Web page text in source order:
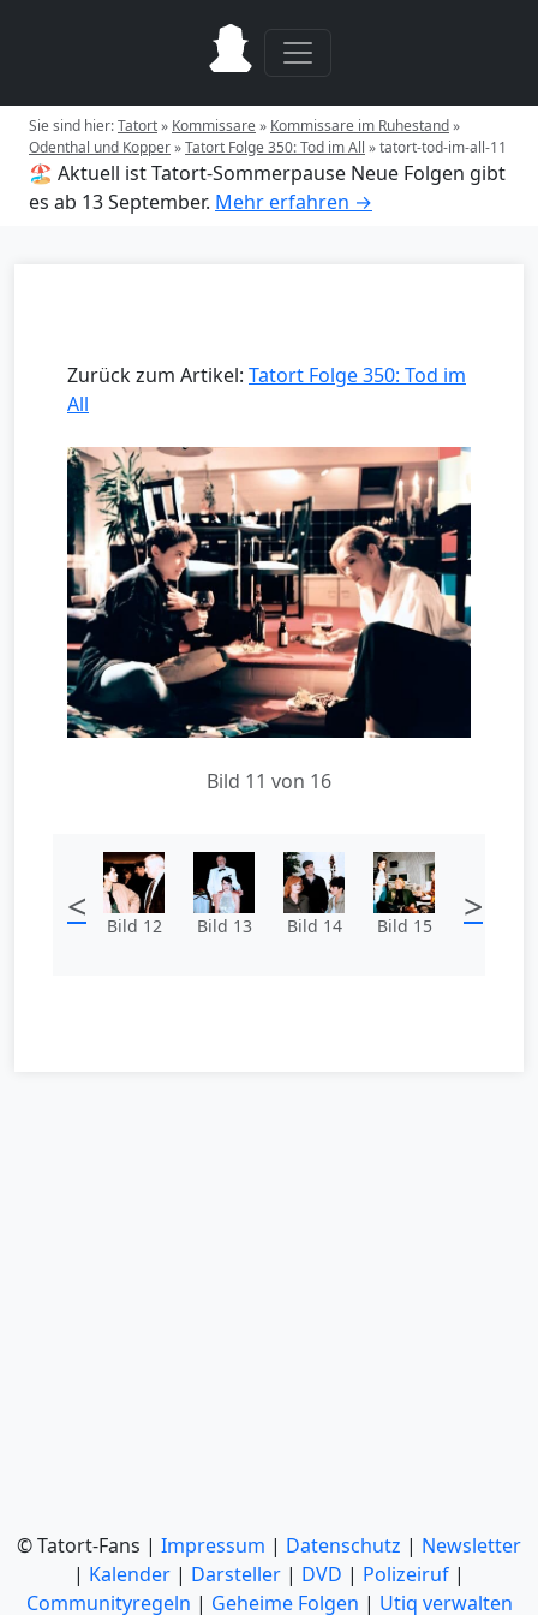
Sie sind hier:Tatort» Kommissare» Kommissare im Ruhestand»
Odenthal und Kopper»Tatort Folge 350: Tod im All »tatort-tod-im-all-11
🏖️ Aktuell ist Tatort-Sommerpause Neue Folgen gibt
es ab 13 September. Mehr erfahren →
Zurück zum Artikel: Tatort Folge 350: Tod im
All
Bild 11 von 16
< Bild 12 Bild 13 Bild 14 Bild 15 >
© Tatort-Fans | Impressum | Datenschutz | Newsletter
| Kalender | Darsteller | DVD | Polizeiruf |
Communityregeln | Geheime Folgen | Utiq verwalten